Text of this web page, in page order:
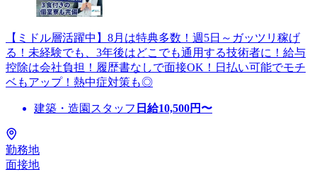
【ミドル層活躍中】8月は特典多数！週5日～ガッツリ稼げ
る！未経験でも、3年後はどこでも通用する技術者に！給与
控除は会社負担！履歴書なしで面接OK！日払い可能でモチ
ベもアップ！熱中症対策も◎
建築・造園スタッフ 日給10,500円〜
勤務地
面接地